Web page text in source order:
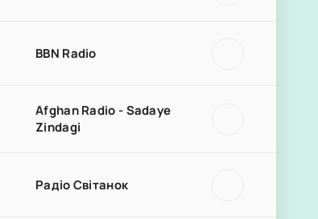
BBN Radio
Afghan Radio - Sadaye
Zindagi
Радіо Світанок